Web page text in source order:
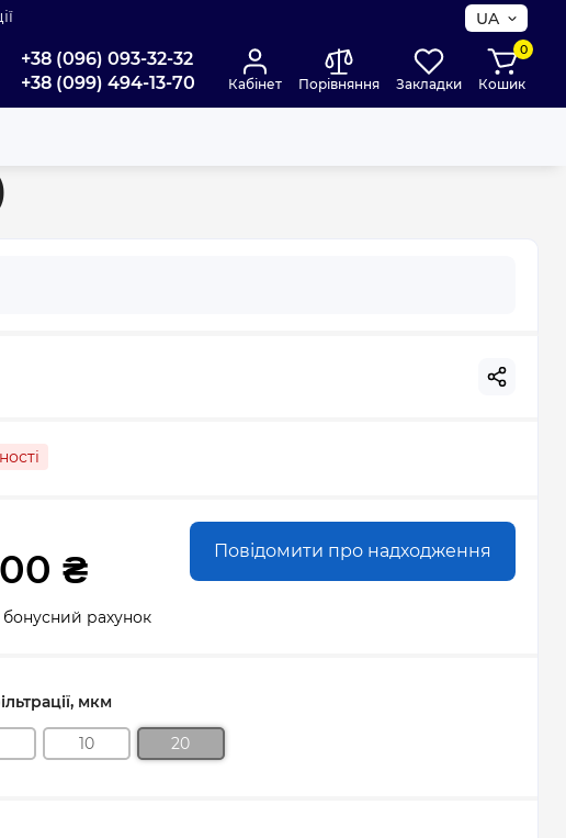
UA
+38 (096) 093-32-32
+38 (099) 494-13-70
Кабінет Порівняння Закладки
0
Кошик
20 мкм (BRK1157)
₴ Повідомити про надходження
бонусний рахунок
мкм
10 20